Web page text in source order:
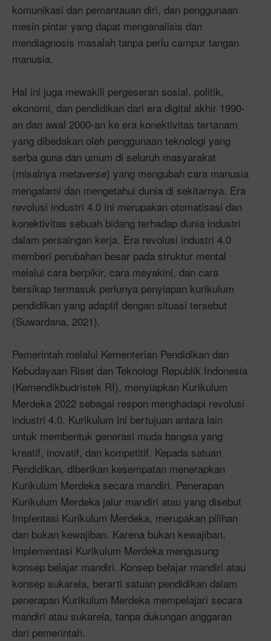
komunikasi dan pemantauan diri, dan penggunaan
mesin pintar yang dapat menganalisis dan
mendiagnosis masalah tanpa perlu campur tangan
manusia.
Hal ini juga mewakili pergeseran sosial, politik,
ekonomi, dan pendidikan dari era digital akhir 1990-
an dan awal 2000-an ke era konektivitas tertanam
yang dibedakan oleh penggunaan teknologi yang
serba guna dan umum di seluruh masyarakat
(misalnya metaverse) yang mengubah cara manusia
mengalami dan mengetahui dunia di sekitarnya. Era
revolusi industri 4.0 ini merupakan otomatisasi dan
konektivitas sebuah bidang terhadap dunia industri
dalam persaingan kerja. Era revolusi industri 4.0
memberi perubahan besar pada struktur mental
melalui cara berpikir, cara meyakini, dan cara
bersikap termasuk perlunya penyiapan kurikulum
pendidikan yang adaptif dengan situasi tersebut
(Suwardana, 2021).
Pemerintah melalui Kementerian Pendidikan dan
Kebudayaan Riset dan Teknologi Republik Indonesia
(Kemendikbudristek RI), menyiapkan Kurikulum
Merdeka 2022 sebagai respon menghadapi revolusi
industri 4.0. Kurikulum ini bertujuan antara lain
untuk membentuk generasi muda bangsa yang
kreatif, inovatif, dan kompetitif. Kepada satuan
Pendidikan, diberikan kesempatan menerapkan
Kurikulum Merdeka secara mandiri. Penerapan
Kurikulum Merdeka jalur mandiri atau yang disebut
Implentasi Kurikulum Merdeka, merupakan pilihan
dan bukan kewajiban. Karena bukan kewajiban,
Implementasi Kurikulum Merdeka mengusung
konsep belajar mandiri. Konsep belajar mandiri atau
konsep sukarela, berarti satuan pendidikan dalam
penerapan Kurikulum Merdeka mempelajari secara
mandiri atau sukarela, tanpa dukungan anggaran
dari pemerintah.